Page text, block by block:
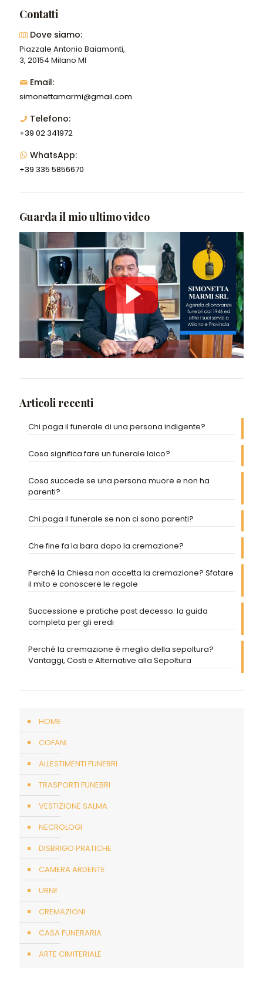
Contatti
Dove siamo:
Piazzale Antonio Baiamonti,
3, 20154 Milano MI
Email:
simonettamarmi@gmail.com
Telefono:
+39 02 341972
WhatsApp:
+39 335 5856670
Guarda il mio ultimo video
Articoli recenti
Chi paga il funerale di una persona indigente?
Cosa significa fare un funerale laico?
Cosa succede se una persona muore e non ha
parenti?
Chi paga il funerale se non ci sono parenti?
Che fine fa la bara dopo la cremazione?
Perché la Chiesa non accetta la cremazione? Sfatare
il mito e conoscere le regole
Successione e pratiche post decesso: la guida
completa per gli eredi
Perché la cremazione è meglio della sepoltura?
Vantaggi, Costi e Alternative alla Sepoltura
HOME
COFANI
ALLESTIMENTI FUNEBRI
TRASPORTI FUNEBRI
VESTIZIONE SALMA
NECROLOGI
DISBRIGO PRATICHE
CAMERA ARDENTE
URNE
CREMAZIONI
CASA FUNERARIA
ARTE CIMITERIALE